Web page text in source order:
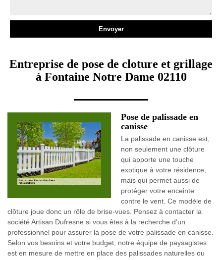
Entreprise de pose de cloture et grillage
à Fontaine Notre Dame 02110
Pose de palissade en
canisse
La palissade en canisse est,
non seulement une clôture
qui apporte une touche
exotique à votre résidence,
mais qui permet aussi de
protéger votre enceinte
contre le vent. Ce modèle de
clôture joue donc un rôle de brise-vues. Pensez à contacter la
société Artisan Dufresne si vous êtes à la recherche d’un
professionnel pour assurer la pose de votre palissade en canisse.
Selon vos besoins et votre budget, notre équipe de paysagistes
est en mesure de mettre en place des palissades naturelles ou